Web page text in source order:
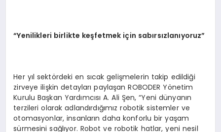
“Yenilikleri birlikte keşfetmek için sabırsızlanıyoruz”
Her yıl sektördeki en sıcak gelişmelerin takip edildiği
zirveye ilişkin detayları paylaşan ROBODER Yönetim
Kurulu Başkan Yardımcısı A. Ali Şen, “Yeni dünyanın
terzileri olarak adlandırdığımız robotik sistemler ve
otomasyonlar, insanların daha konforlu bir yaşam
sürmesini sağlıyor. Robot ve robotik hatlar, yeni nesil